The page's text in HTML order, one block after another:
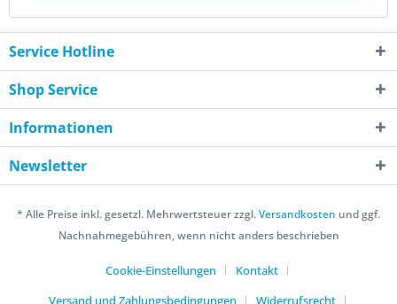
Service Hotline
Shop Service
Informationen
Newsletter
* Alle Preise inkl. gesetzl. Mehrwertsteuer zzgl.Versandkosten und ggf.
Nachnahmegebühren, wenn nicht anders beschrieben
Cookie-Einstellungen
Kontakt
Versand und Zahlungsbedingungen
Widerrufsrecht